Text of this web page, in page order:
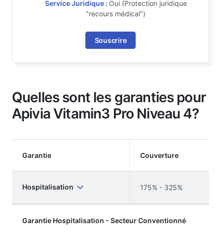
Service Juridique : Oui (Protection juridique
"recours médical")
Souscrire
Quelles sont les garanties pour
Apivia Vitamin3 Pro Niveau 4?
Garantie Couverture
Hospitalisation 175% - 325%
Garantie Hospitalisation - Secteur Conventionné